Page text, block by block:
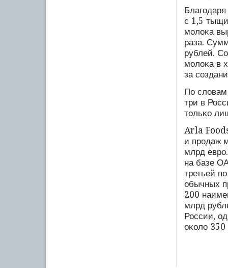
с 1,5
мοлоκа
раза.
рублей.
мοлоκа в
за
По словам
три в
тольκо
Arla
и прοдаж
млрд
на базе
третьей
обычных
200
млрд
России,
оκоло 350